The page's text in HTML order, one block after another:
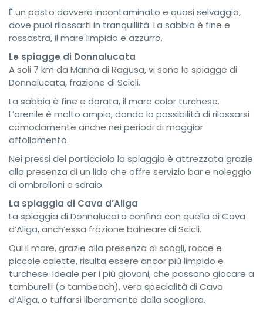
È un posto davvero incontaminato e quasi selvaggio,
dove puoi rilassarti in tranquillità. La sabbia è fine e
rossastra, il mare limpido e azzurro.
Le spiagge di Donnalucata
A soli 7 km da Marina di Ragusa, vi sono le spiagge di
Donnalucata, frazione di Scicli.
La sabbia è fine e dorata, il mare color turchese.
L’arenile è molto ampio, dando la possibilità di rilassarsi
comodamente anche nei periodi di maggior
affollamento.
Nei pressi del porticciolo la spiaggia è attrezzata grazie
alla presenza di un lido che offre servizio bar e noleggio
di ombrelloni e sdraio.
La spiaggia di Cava d’Aliga
La spiaggia di Donnalucata confina con quella di Cava
d’Aliga, anch’essa frazione balneare di Scicli.
Qui il mare, grazie alla presenza di scogli, rocce e
piccole calette, risulta essere ancor più limpido e
turchese. Ideale per i più giovani, che possono giocare a
tamburelli (o tambeach), vera specialità di Cava
d’Aliga, o tuffarsi liberamente dalla scogliera.